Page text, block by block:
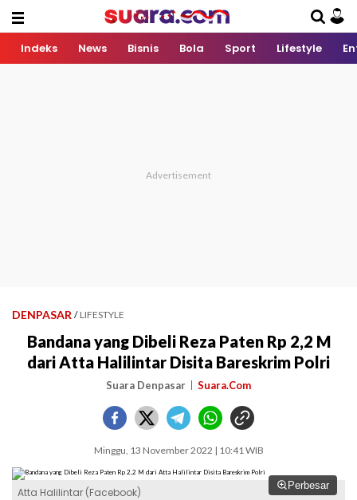
Indeks News Bisnis Bola Sport Lifestyle
DENPASAR / LIFESTYLE
Bandana yang Dibeli Reza Paten Rp 2,2 M
dari Atta Halilintar Disita Bareskrim Polri
Suara Denpasar Suara.Com
Minggu, 13 November 2022 | 10:41 WIB
Perbesar
Atta Halilintar (Facebook)